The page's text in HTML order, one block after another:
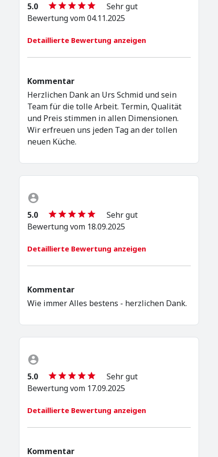
5.0
Sehr gut
Bewertung vom 04.11.2025
Detaillierte Bewertung anzeigen
Kommentar
Herzlichen Dank an Urs Schmid und sein
Team für die tolle Arbeit. Termin, Qualität
und Preis stimmen in allen Dimensionen.
Wir erfreuen uns jeden Tag an der tollen
neuen Küche.
5.0
Sehr gut
Bewertung vom 18.09.2025
Detaillierte Bewertung anzeigen
Kommentar
Wie immer Alles bestens - herzlichen Dank.
5.0
Sehr gut
Bewertung vom 17.09.2025
Detaillierte Bewertung anzeigen
Kommentar